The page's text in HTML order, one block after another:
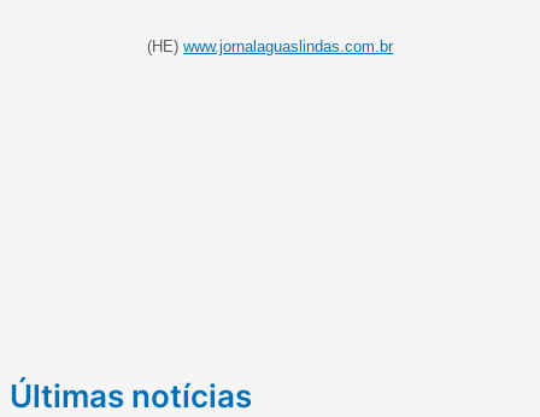
(HE) www.jornalaguaslindas.com.br
Últimas notícias